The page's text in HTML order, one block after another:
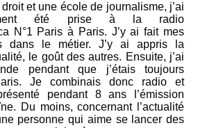
et une école de journalisme, j’ai
été prise à la radio
N°1 Paris à Paris. J’y ai fait mes
dans le métier. J’y ai appris la
le goût des autres. Ensuite, j’ai
pendant que j’étais toujours
Je combinais donc radio et
pendant 8 ans l’émission
Du moins, concernant l’actualité
personne qui aime se lancer des